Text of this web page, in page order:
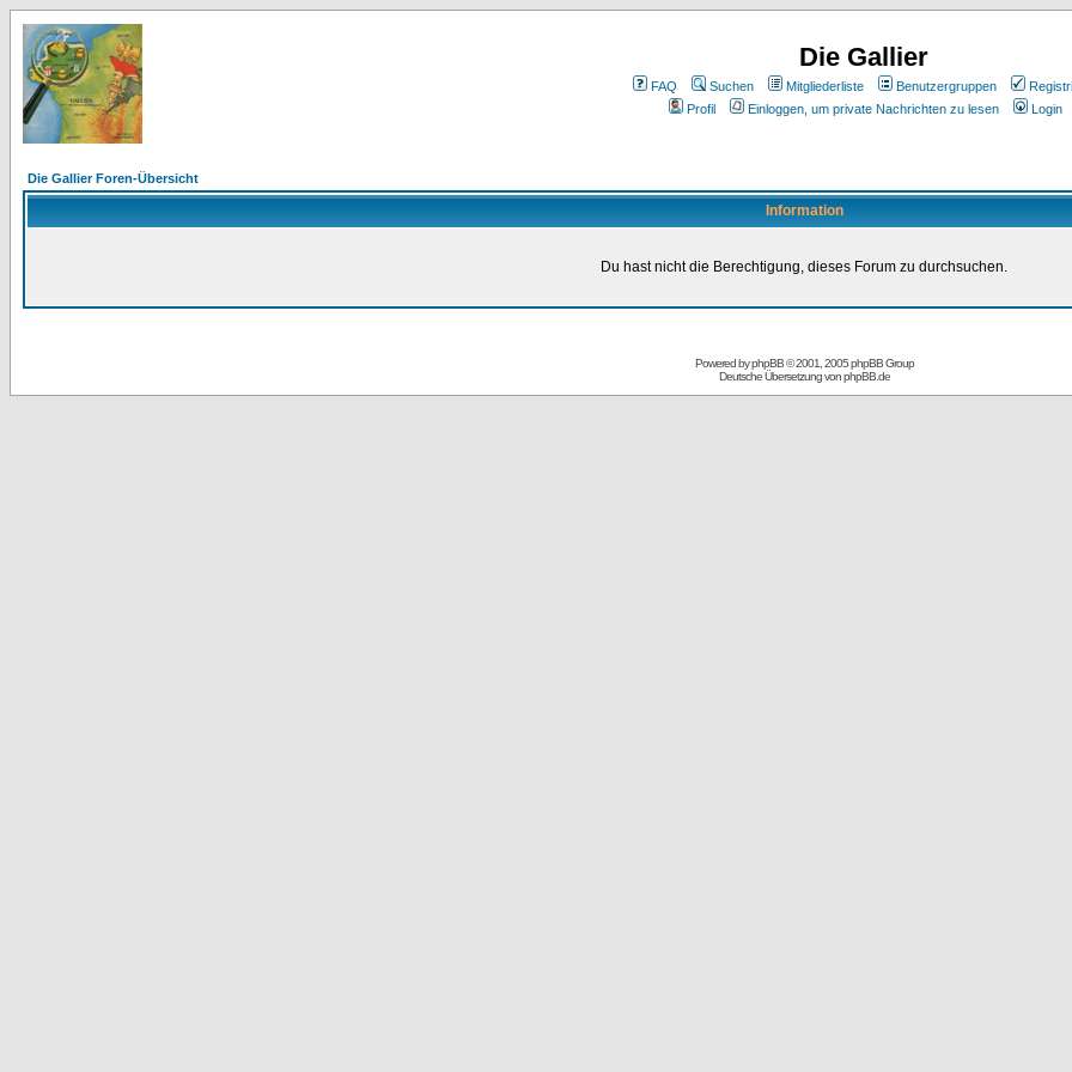
Die Gallier
FAQ Suchen Mitgliederliste Benutzergruppen
Profil
Einloggen, um private Nachrichten zu lesen Login
Die Gallier Foren-Übersicht
Information
Du hast nicht die Berechtigung, dieses Forum zu durchsuchen.
Powered byphpBB© 2001, 2005 phpBB Group
Deutsche Übersetzung vonphpBB.de